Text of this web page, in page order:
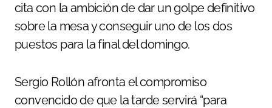
cita con la ambición de dar un golpe definitivo
sobre la mesa y conseguir uno de los dos
puestos para la final del domingo.
Sergio Rollón afronta el compromiso
convencido de que la tarde servirá “para